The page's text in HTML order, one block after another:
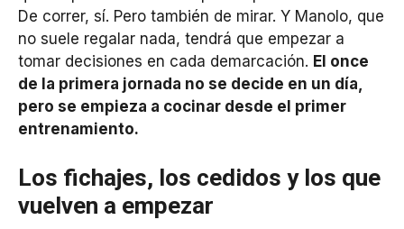
De correr, sí. Pero también de mirar. Y Manolo, que
no suele regalar nada, tendrá que empezar a
tomar decisiones en cada demarcación. El once
de la primera jornada no se decide en un día,
pero se empieza a cocinar desde el primer
entrenamiento.
Los fichajes, los cedidos y los que
vuelven a empezar